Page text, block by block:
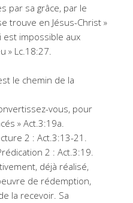
par sa grâce, par le
trouve en Jésus-Christ »
est impossible aux
» Lc.18:27.
le chemin de la
vous, pour
» Act.3:19a.
2 : Act.3:13-21.
2 : Act.3:19.
déjà réalisé,
de rédemption,
la recevoir. Sa